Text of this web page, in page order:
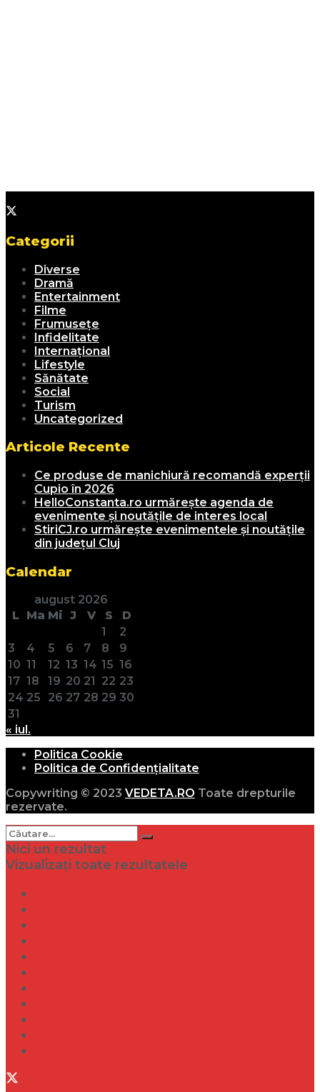
Categorii
Diverse
Dramă
Entertainment
Filme
Frumusețe
Infidelitate
Internațional
Lifestyle
Sănătate
Social
Turism
Uncategorized
Articole Recente
Ce produse de manichiură recomandă experții
Cupio în 2026
HelloConstanta.ro urmărește agenda de
evenimente și noutățile de interes local
StiriCJ.ro urmărește evenimentele și noutățile
din județul Cluj
Calendar
august 2026
L Ma Mi J V S
D
1
2
3
4 5 6 7 8
9
10 11 12 13 14 15 16
17 18 19 20 21 22 23
24 25 26 27 28 29 30
31
« iul.
Politica Cookie
Politica de Confidențialitate
Copywriting © 2023 VEDETA.RO Toate drepturile
rezervate.
Nici un rezultat
Vizualizați toate rezultatele